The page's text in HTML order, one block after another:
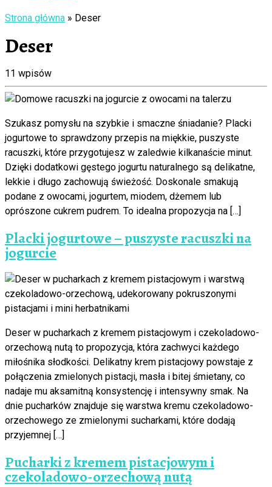
Strona główna » Deser
Deser
11 wpisów
Szukasz pomysłu na szybkie i smaczne śniadanie? Placki
jogurtowe to sprawdzony przepis na miękkie, puszyste
racuszki, które przygotujesz w zaledwie kilkanaście minut.
Dzięki dodatkowi gęstego jogurtu naturalnego są delikatne,
lekkie i długo zachowują świeżość. Doskonale smakują
podane z owocami, jogurtem, miodem, dżemem lub
oprószone cukrem pudrem. To idealna propozycja na […]
Placki jogurtowe – puszyste racuszki na
jogurcie
Deser w pucharkach z kremem pistacjowym i czekoladowo-
orzechową nutą to propozycja, która zachwyci każdego
miłośnika słodkości. Delikatny krem pistacjowy powstaje z
połączenia zmielonych pistacji, masła i bitej śmietany, co
nadaje mu aksamitną konsystencję i intensywny smak. Na
dnie pucharków znajduje się warstwa kremu czekoladowo-
orzechowego ze zmielonymi sucharkami, które dodają
przyjemnej […]
Pucharki z kremem pistacjowym i
czekoladowo-orzechową nutą